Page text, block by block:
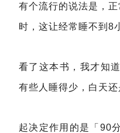
有个流行的说法是，
时，这让经常睡不到8
看了这本书，我才知
有些人睡得少，白天还
起决定作用的是「90